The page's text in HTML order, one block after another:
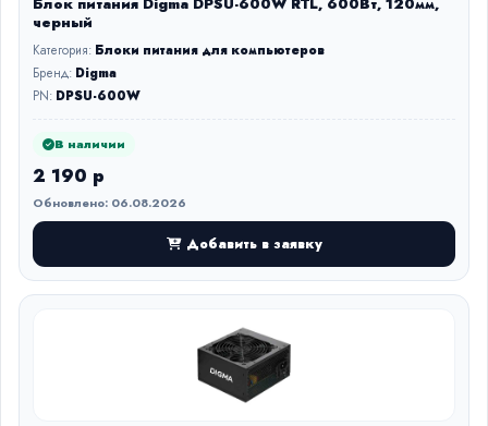
черный
Категория: Блоки питания для компьютеров
Бренд: Digma
PN: DPSU-600W
В наличии
2 190 р
Обновлено: 06.08.2026
Добавить в заявку